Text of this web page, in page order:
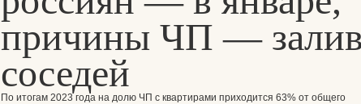
причины ЧП — залив
соседей
По итогам 2023 года на долю ЧП с квартирами приходится 63% от общего